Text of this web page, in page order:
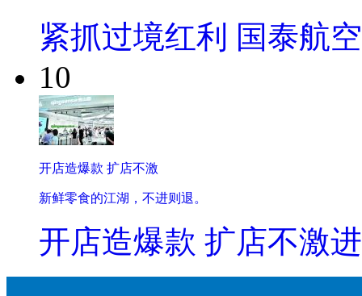
紧抓过境红利 国泰航
10
开店造爆款 扩店不激
新鲜零食的江湖，不进则退。
开店造爆款 扩店不激进